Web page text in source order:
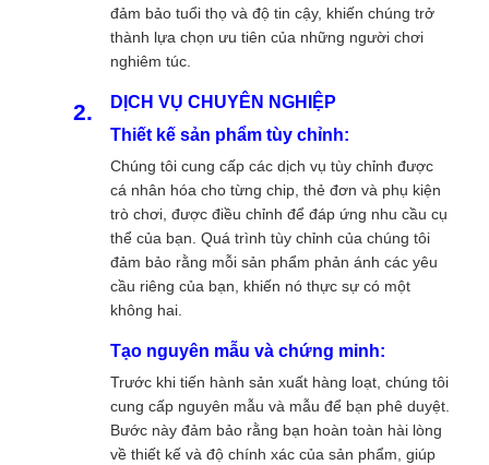
đảm bảo tuổi thọ và độ tin cậy, khiến chúng trở
thành lựa chọn ưu tiên của những người chơi
nghiêm túc.
DỊCH VỤ CHUYÊN NGHIỆP
Thiết kế sản phẩm tùy chỉnh:
Chúng tôi cung cấp các dịch vụ tùy chỉnh được
cá nhân hóa cho từng chip, thẻ đơn và phụ kiện
trò chơi, được điều chỉnh để đáp ứng nhu cầu cụ
thể của bạn. Quá trình tùy chỉnh của chúng tôi
đảm bảo rằng mỗi sản phẩm phản ánh các yêu
cầu riêng của bạn, khiến nó thực sự có một
không hai.
Tạo nguyên mẫu và chứng minh:
Trước khi tiến hành sản xuất hàng loạt, chúng tôi
cung cấp nguyên mẫu và mẫu để bạn phê duyệt.
Bước này đảm bảo rằng bạn hoàn toàn hài lòng
về thiết kế và độ chính xác của sản phẩm, giúp